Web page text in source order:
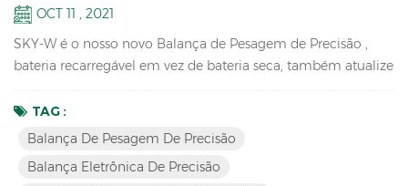
OCT 11 , 2021
SKY-W é o nosso novo Balança de Pesagem de Precisão ,
bateria recarregável em vez de bateria seca, também atualize
Relay, RTC, etc. Recursos Balança de precisão de
equipamentos de laboratório escolar de alta resolução até
adaptador em modo duplo para evitar instabilidade de
TAG :
Balança De Pesagem De Precisão
Balança Eletrônica De Precisão